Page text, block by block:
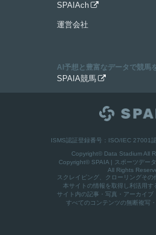
SPAIAch 
運営会社
AI予想と豊富なデータで競馬
SPAIA競馬 
ISMS認証登録番号：ISO/IEC 27001
Copyright© Data Stadium All
Copyright© SPAIA | スポーツデー
All Rights
スクレイピング、クローリングその
本サイトの情報を取得し利活用す
サイト内の記事・写真・アーカイブ
すべてのコンテンツの無断複写